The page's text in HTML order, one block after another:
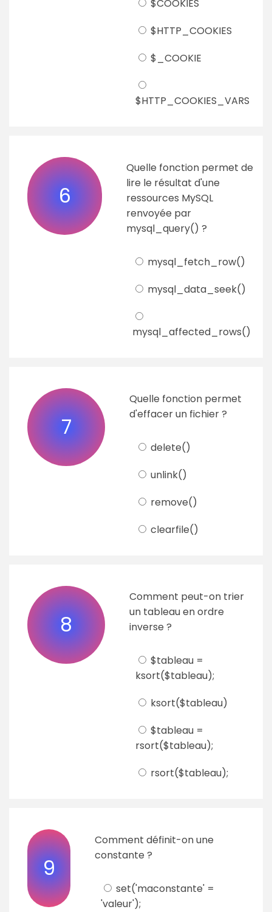
$COOKIES
$HTTP_COOKIES
$_COOKIE
$HTTP_COOKIES_VARS
6
Quelle fonction permet de
lire le résultat d'une
ressources MySQL
renvoyée par
mysql_query() ?
mysql_fetch_row()
mysql_data_seek()
mysql_affected_rows()
7
Quelle fonction permet
d'effacer un fichier ?
delete()
unlink()
remove()
clearfile()
8
Comment peut-on trier
un tableau en ordre
inverse ?
$tableau =
ksort($tableau);
ksort($tableau)
$tableau =
rsort($tableau);
rsort($tableau);
9
Comment définit-on une
constante ?
set('maconstante' =
'valeur');